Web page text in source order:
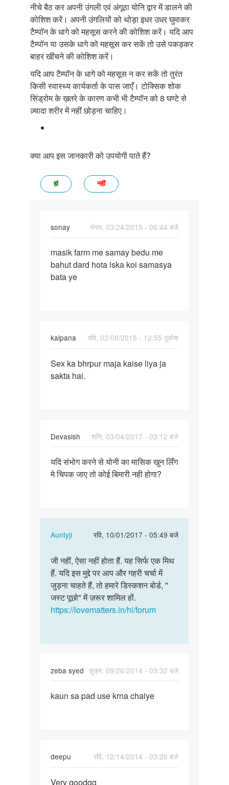
नीचे बैठ कर अपनी उंगली एवं अंगूठा योनि द्वार में डालने की
कोशिश करें। अपनी उंगलियों को थोड़ा इधर उधर घुमाकर
टैम्पॉन के धागे को महसूस करने की कोशिश करें। यदि आप
टैम्पॉन या उसके धागे को महसूस कर सकें तो उसे पकड़कर
बाहर खींचने की कोशिश करें।
यदि आप टैम्पॉन के धागे को महसूस न कर सकें तो तुरंत
किसी स्वास्थ्य कार्यकर्ता के पास जाएँ। टोक्सिक शोक
सिंड्रोम के ख़तरे के कारण कभी भी टैम्पॉन को 8 घण्टे से
ज़्यादा शरीर में नहीं छोड़ना चाहिए।
क्या आप इस जानकारी को उपयोगी पाते हैं?
हां नहीं
sonay
मंगल, 03/24/2015 - 06:44 बजे
masik
farm
me
masik farm me samay bedu me
bahut dard hota iska koi samasya
bata ye
kalpana
रवि, 02/08/2015 - 12:55 पूर्वान्ह
Sex
ka
Sex ka bhrpur maja kaise liya ja
sakta hai.
Devasish
शनि, 03/04/2017 - 03:12 बजे
यदि
संभोग
यदि संभोग करने से योनी का मासिक खुन लिँग
मे चिपक जाए तो कोई बिमारी नही होगा?
Auntyji
रवि, 10/01/2017 - 05:49 बजे
In
to
यदि
संभोग
करने
से
by
जी
नहीं,
ऐसा
नहीं
होता
जी नहीं, ऐसा नहीं होता हैं. यह सिर्फ एक मिथ
हैं. यदि इस मुद्दे पर आप और गहरी चर्चा में
जुड़ना चाहते हैं, तो हमारे डिस्कशन बोर्ड, "
जस्ट पूछो" में ज़रूर शामिल हों.
https://lovematters.in/hi/forum
zeba syed शुक्र, 09/26/2014 - 03:32 बजे
kaun
chaiye
kaun sa pad use krna chaiye
deepu
रवि, 12/14/2014 - 03:20 बजे
Very
Very goodgg